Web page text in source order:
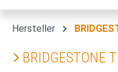
Hersteller
BRIDGESTONE